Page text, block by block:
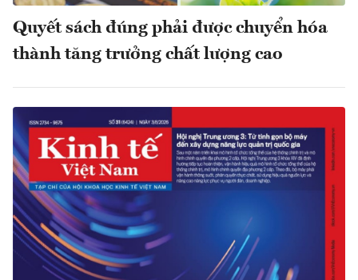
Quyết sách đúng phải được chuyển hóa
thành tăng trưởng chất lượng cao